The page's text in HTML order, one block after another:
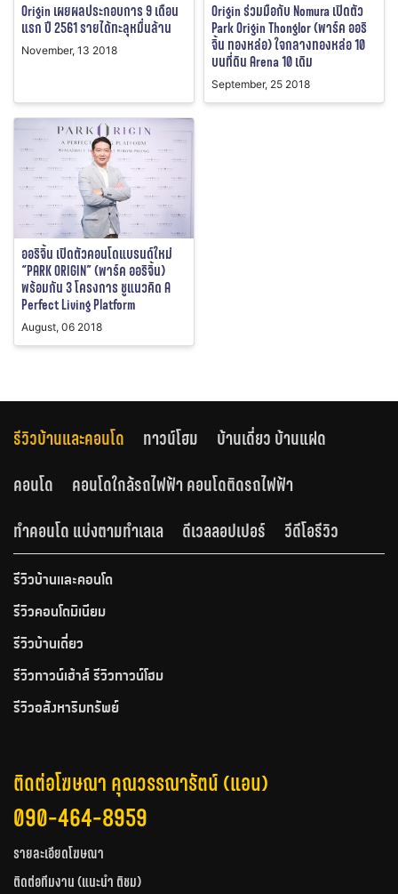
Origin เผยผลประกอบการ 9 เดือน
แรก ปี 2561 รายได้ทะลุหมื่นล้าน
November, 13 2018
Origin ร่วมมือกับ Nomura เปิดตัว
Park Origin Thonglor (พาร์ค ออริ
จิ้น ทองหล่อ) ใจกลางทองหล่อ 10
บนที่ดิน Arena 10 เดิม
September, 25 2018
ออริจิ้น เปิดตัวคอนโดแบรนด์ใหม่
“PARK ORIGIN” (พาร์ค ออริจิ้น)
พร้อมกัน 3 โครงการ ชูแนวคิด A
Perfect Living Platform
August, 06 2018
รีวิวบ้านและคอนโด ทาวน์โฮม
บ้านเดี่ยว บ้านแฝด
คอนโด
คอนโดใกล้รถไฟฟ้า คอนโดติดรถไฟฟ้า
ทำคอนโด แบ่งตามทำเลเล
ดีเวลลอปเปอร์ วีดีโอรีวิว
รีวิวบ้านและคอนโด
รีวิวคอนโดมิเนียม
รีวิวบ้านเดี่ยว
รีวิวทาวน์เฮ้าส์ รีวิวทาวน์โฮม
รีวิวอสังหาริมทรัพย์
ติดต่อโฆษณา คุณวรรณารัตน์ (แอน)
090-464-8959
รายละเอียดโฆษณา
ติดต่อทีมงาน (แนะนำ ติชม)